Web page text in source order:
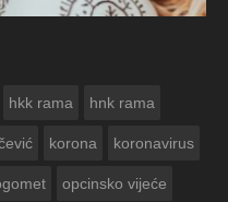
hkk rama hnk rama
korona koronavirus
opcinsko vijeće